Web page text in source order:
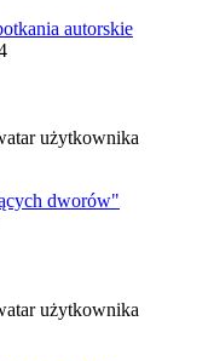
autorskie
dworów"